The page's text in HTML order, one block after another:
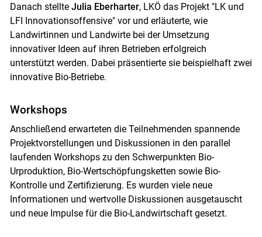
Danach stellte Julia Eberharter, LKÖ das Projekt "LK und
LFI Innovationsoffensive" vor und erläuterte, wie
Landwirtinnen und Landwirte bei der Umsetzung
innovativer Ideen auf ihren Betrieben erfolgreich
unterstützt werden. Dabei präsentierte sie beispielhaft zwei
innovative Bio-Betriebe.
Workshops
Anschließend erwarteten die Teilnehmenden spannende
Projektvorstellungen und Diskussionen in den parallel
laufenden Workshops zu den Schwerpunkten Bio-
Urproduktion, Bio-Wertschöpfungsketten sowie Bio-
Kontrolle und Zertifizierung. Es wurden viele neue
Informationen und wertvolle Diskussionen ausgetauscht
und neue Impulse für die Bio-Landwirtschaft gesetzt.